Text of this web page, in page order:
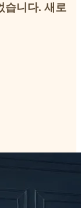
습니다. 새로